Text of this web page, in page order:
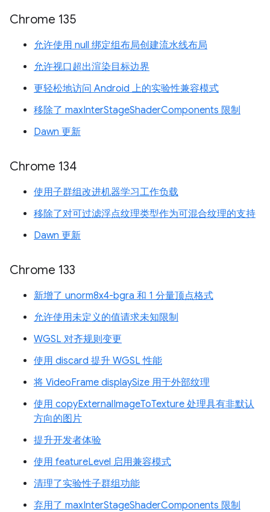
Chrome 135
允许使用 null 绑定组布局创建流水线布局
允许视口超出渲染目标边界
更轻松地访问 Android 上的实验性兼容模式
移除了 maxInterStageShaderComponents 限制
Dawn 更新
Chrome 134
使用子群组改进机器学习工作负载
移除了对可过滤浮点纹理类型作为可混合纹理的支持
Dawn 更新
Chrome 133
新增了 unorm8x4-bgra 和 1 分量顶点格式
允许使用未定义的值请求未知限制
WGSL 对齐规则变更
使用 discard 提升 WGSL 性能
将 VideoFrame displaySize 用于外部纹理
使用 copyExternalImageToTexture 处理具有非默认
方向的图片
提升开发者体验
使用 featureLevel 启用兼容模式
清理了实验性子群组功能
弃用了 maxInterStageShaderComponents 限制